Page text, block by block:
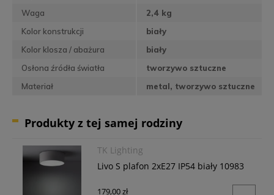
Waga
2,4 kg
Kolor konstrukcji
biały
Kolor klosza / abażura
biały
Osłona źródła światła
tworzywo sztuczne
Materiał
metal, tworzywo sztuczne
Produkty z tej samej rodziny
TK Lighting
Livo S plafon 2xE27 IP54 biały 10983
179,00 zł